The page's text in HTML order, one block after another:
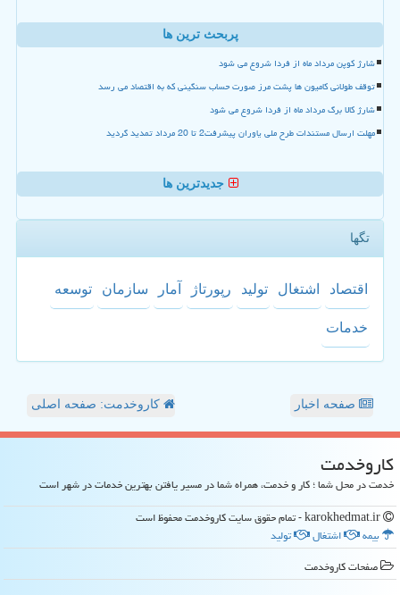
پربحث ترین ها
شارژ کوپن مرداد ماه از فردا شروع می شود
توقف طولانی کامیون ها پشت مرز صورت حساب سنگینی که به اقتصاد می رسد
شارژ کالا برگ مرداد ماه از فردا شروع می شود
مهلت ارسال مستندات طرح ملی یاوران پیشرفت2 تا 20 مرداد تمدید گردید
جدیدترین ها
تگها
اقتصاد اشتغال تولید رپورتاژ آمار سازمان توسعه
خدمات
صفحه اخبار کاروخدمت: صفحه اصلی
كاروخدمت
خدمت در محل شما ؛ کار و خدمت، همراه شما در مسیر یافتن بهترین خدمات در شهر است
بیمه
اشتغال
تولید
صفحات كاروخدمت